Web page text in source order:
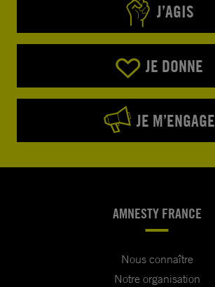
J’AGIS
JE DONNE
JE M’ENGAGE
AMNESTY FRANCE
Nous connaître
Notre organisation